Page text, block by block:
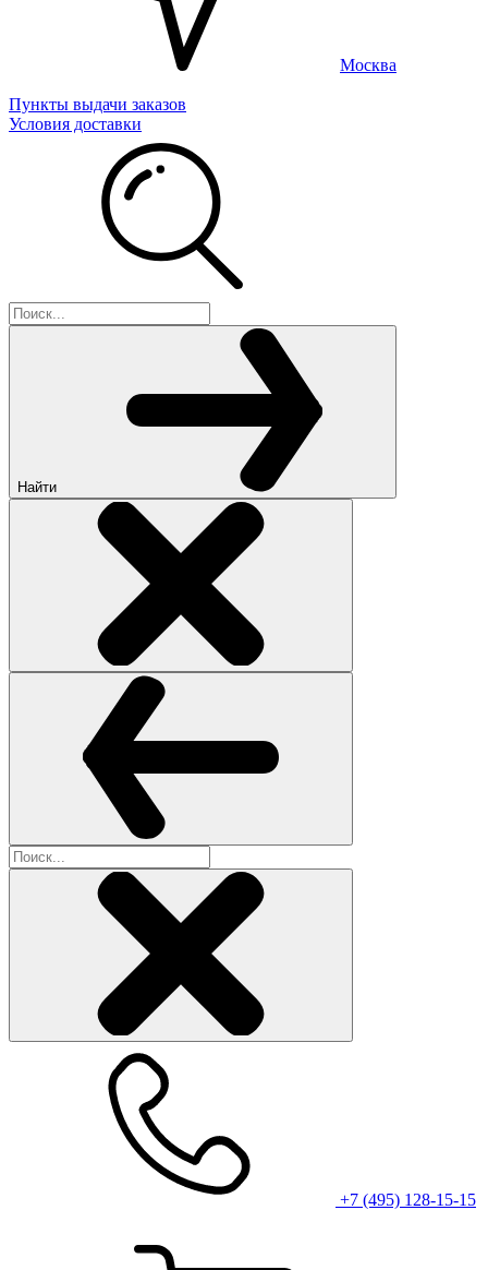
Москва
Пункты выдачи заказов
Условия доставки
Найти
+7 (495) 128-15-15